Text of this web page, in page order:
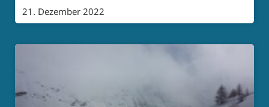
21. Dezember 2022